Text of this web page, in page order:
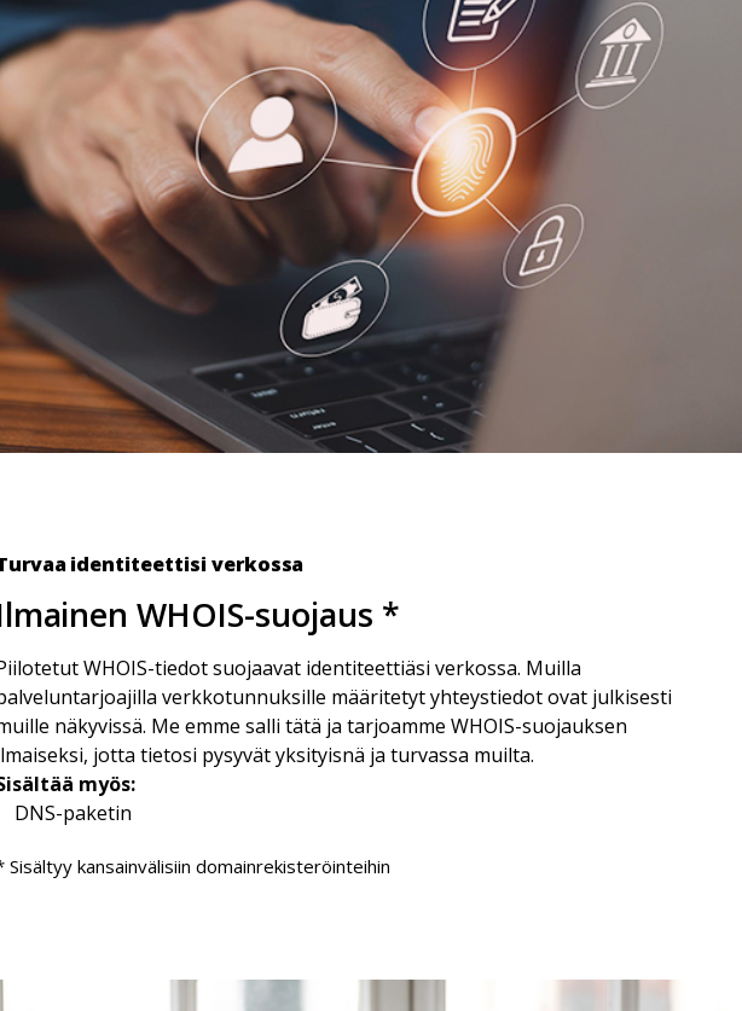
identiteettisi verkossa
WHOIS-suojaus *
WHOIS-tiedot suojaavat identiteettiäsi verkossa. Muilla
verkkotunnuksille määritetyt yhteystiedot ovat julkisesti
näkyvissä. Me emme salli tätä ja tarjoamme WHOIS-suojauksen
jotta tietosi pysyvät yksityisnä ja turvassa muilta.
myös:
DNS-paketin
Sisältyy kansainvälisiin domainrekisteröinteihin